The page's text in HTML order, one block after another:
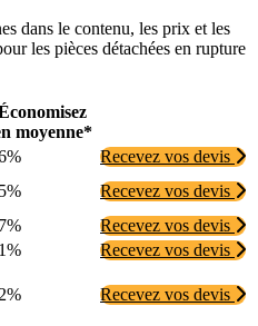
dans le contenu, les prix et les
les pièces détachées en rupture
moyenne*
Recevez vos devis
Recevez vos devis
Recevez vos devis
Recevez vos devis
Recevez vos devis